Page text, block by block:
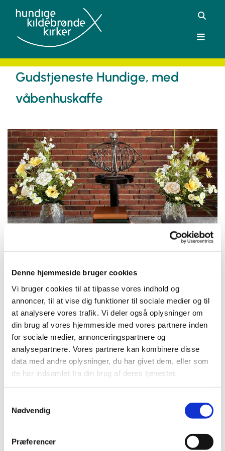
Denne hjemmeside bruger cookies
Vi bruger cookies til at tilpasse vores indhold og
annoncer, til at vise dig funktioner til sociale medier og til
at analysere vores trafik. Vi deler også oplysninger om
din brug af vores hjemmeside med vores partnere inden
for sociale medier, annonceringspartnere og
analysepartnere. Vores partnere kan kombinere disse
data med andre oplysninger, du har givet dem, eller som
de har indsamlet fra din brug af deres tjenester.
Nødvendig
Præferencer
Gudstjeneste Hundige, med
våbenhuskaffe
Søndag 26. juli 2026, kl. 11:00
Hundige Kirke, Eriksmindevej 20, 2670
Greve
Bo B. Gravesen